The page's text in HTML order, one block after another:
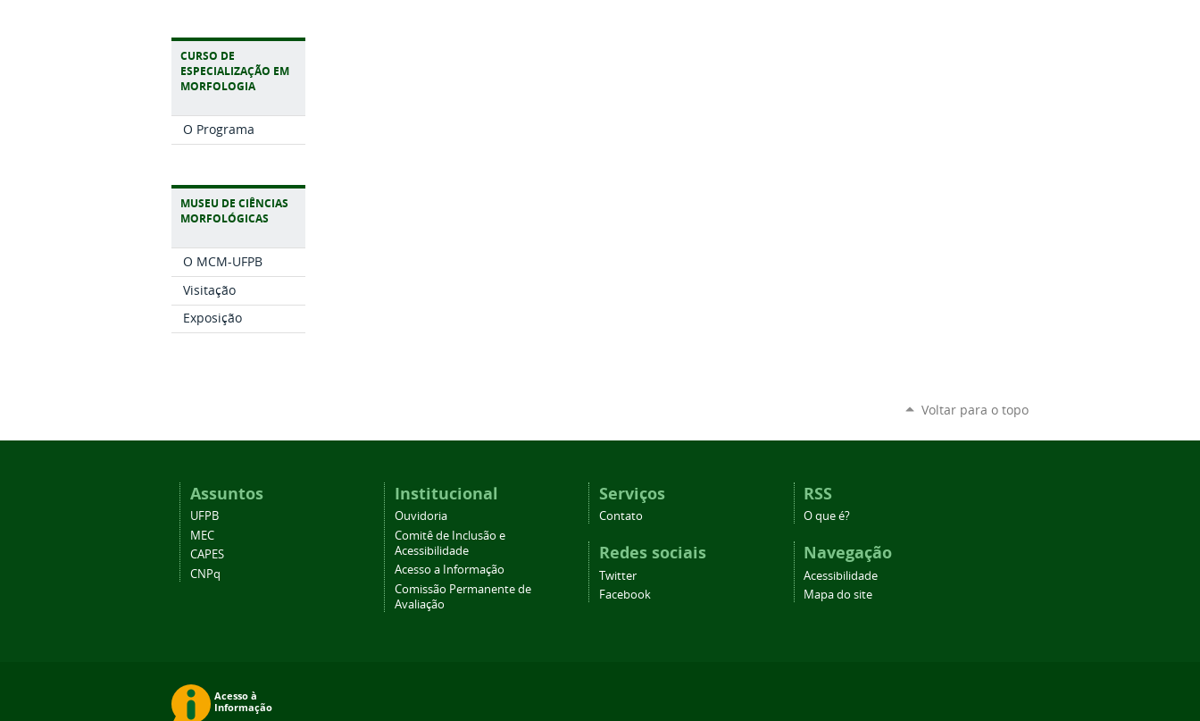
CURSO DE
ESPECIALIZAÇÃO EM
MORFOLOGIA
O Programa
MUSEU DE CIÊNCIAS
MORFOLÓGICAS
O MCM-UFPB
Visitação
Exposição
Voltar para o topo
Assuntos
UFPB
MEC
CAPES
CNPq
Institucional
Ouvidoria
Comitê de Inclusão e
Acessibilidade
Acesso a Informação
Comissão Permanente de
Avaliação
Serviços
Contato
Redes sociais
Twitter
Facebook
RSS
O que é?
Navegação
Acessibilidade
Mapa do site